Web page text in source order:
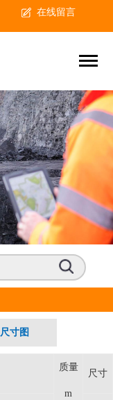
在线留言
尺寸图
质量
m
尺寸